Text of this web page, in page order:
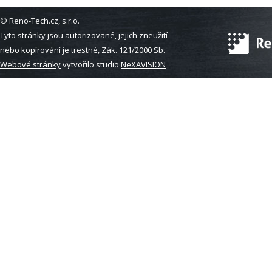
© Reno-Tech.cz, s.r.o.
Tyto stránky jsou autorizované, jejich zneužití
nebo kopírování je trestné, Zák. 121/2000 Sb.
Webové stránkyvytvořilo studio NeXAVISION